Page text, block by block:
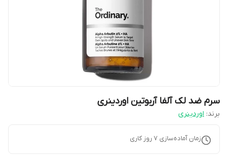
سرم ضد لک آلفا آربوتین اوردینری
برند: اوردینری
زمان آماده‌سازی 7 روز کاری